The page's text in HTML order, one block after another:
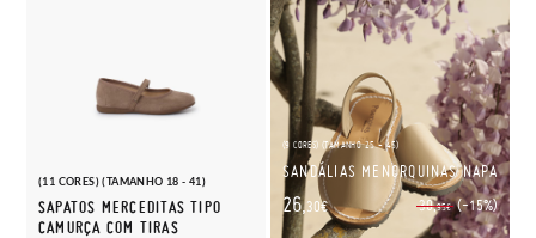
(11 CORES) (TAMANHO 18 - 41)
SAPATOS MERCEDITAS TIPO
CAMURÇA COM TIRAS
(9 CORES) (TAMANHO 25 - 45)
SANDÁLIAS MENORQUINAS NAPA
30,95€ (-15%)
26,30€